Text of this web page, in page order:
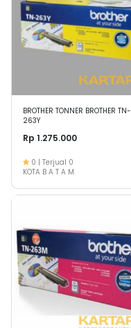
BROTHER TONNER BROTHER TN-
263Y
Rp 1.275.000
0 | Terjual 0
KOTA B A T A M